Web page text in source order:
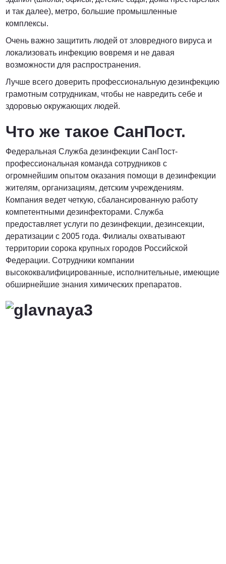
и так далее), метро, большие промышленные
комплексы.
Очень важно защитить людей от зловредного вируса и
локализовать инфекцию вовремя и не давая
возможности для распространения.
Лучше всего доверить профессиональную дезинфекцию
грамотным сотрудникам, чтобы не навредить себе и
здоровью окружающих людей.
Что же такое СанПост.
Федеральная Служба дезинфекции СанПост-
профессиональная команда сотрудников с
огромнейшим опытом оказания помощи в дезинфекции
жителям, организациям, детским учреждениям.
Компания ведет четкую, сбалансированную работу
компетентными дезинфекторами. Служба
предоставляет услуги по дезинфекции, дезинсекции,
дератизации с 2005 года. Филиалы охватывают
территории сорока крупных городов Российской
Федерации. Сотрудники компании
высококвалифицированные, исполнительные, имеющие
обширнейшие знания химических препаратов.